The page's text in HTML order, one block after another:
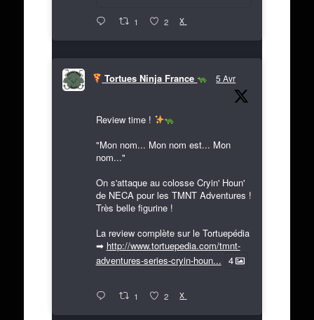
1 2 X
Tortues Ninja France 5 Avr
Review time !
"Mon nom... Mon nom est... Mon
nom..."
On s'attaque au colosse Cryin' Houn'
de NECA pour les TMNT Adventures !
Très belle figurine !
La review complète sur le Tortuepédia
➡ http://www.tortuepedia.com/tmnt-
adventures-series-cryin-houn... 4
1 2 X